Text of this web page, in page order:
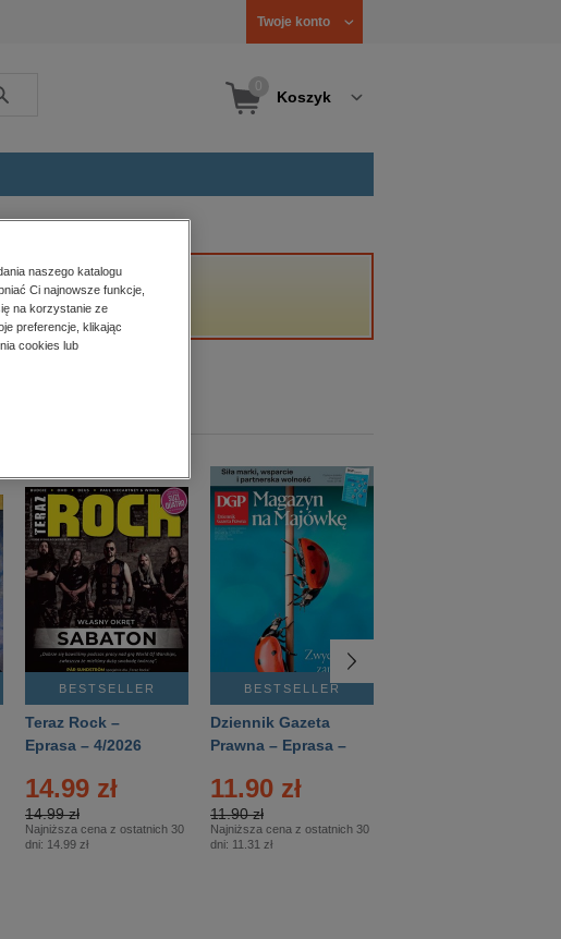
Twoje konto
Koszyk
BESTSELLER
Teraz Rock –
Eprasa – 4/2026
14.99 zł
14.99 zł
Najniższa cena z ostatnich 30
dni: 14.99 zł
BESTSELLER
Dziennik Gazeta
Prawna – Eprasa –
11.90 zł
11.90 zł
Najniższa cena z ostatnich 30
dni: 11.31 zł
naszego katalogu
Ci najnowsze funkcje,
na korzystanie ze
preferencje, klikając
cookies lub